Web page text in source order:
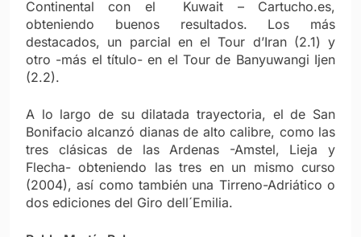
Continental con el Kuwait – Cartucho.es,
obteniendo buenos resultados. Los más
destacados, un parcial en el Tour d’Iran (2.1) y
otro -más el título- en el Tour de Banyuwangi Ijen
(2.2).
A lo largo de su dilatada trayectoria, el de San
Bonifacio alcanzó dianas de alto calibre, como las
tres clásicas de las Ardenas -Amstel, Lieja y
Flecha- obteniendo las tres en un mismo curso
(2004), así como también una Tirreno-Adriático o
dos ediciones del Giro dell´Emilia.